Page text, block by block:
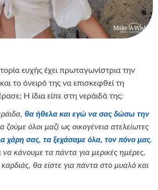
ευχής έχει πρωταγωνίστρια την
το όνειρό της να επισκεφθεί τη
Η ίδια είπε στη νεράιδά της:
θα ήθελα και εγώ να σας δώσω την
ζούμε όλοι μαζί ως οικογένεια ατελείωτες
χάρη σας, τα ξεχάσαμε όλα, τον πόνο μας.
κάνουμε τα πάντα για μερικές ημέρες.
θα είστε για πάντα στο μυαλό και